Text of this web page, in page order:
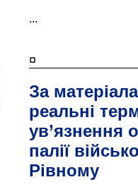
...
¤
За
реальні
ув’язнення
палії
Рівному